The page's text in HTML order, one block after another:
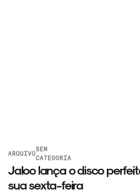
ARQUIVO
SEM
CATEGORIA
Jaloo lança o disco
sua sexta-feira